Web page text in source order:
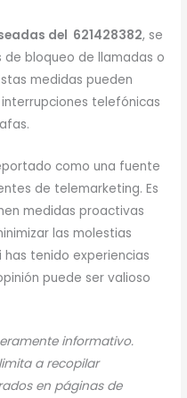
del 621428382, se
bloqueo de llamadas o
medidas pueden
telefónicas
como una fuente
de telemarketing. Es
medidas proactivas
las molestias
has tenido experiencias
puede ser valioso
informativo.
a recopilar
en páginas de